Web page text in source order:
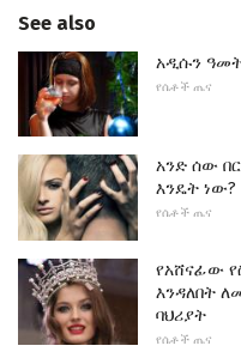
See also
አዲሱን
የሴቶች ጤና
አንድ ሰው
እንዴት ነው?
የሴቶች ጤና
የአሸናፊው
እንዳለበት
ባህሪያት
የሴቶች ጤና